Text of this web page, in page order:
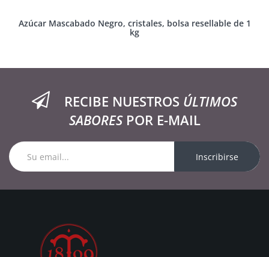
Azúcar Mascabado Negro, cristales, bolsa resellable de 1
kg
RECIBE NUESTROS ÚLTIMOS
SABORESPOR E-MAIL
Inscribirse